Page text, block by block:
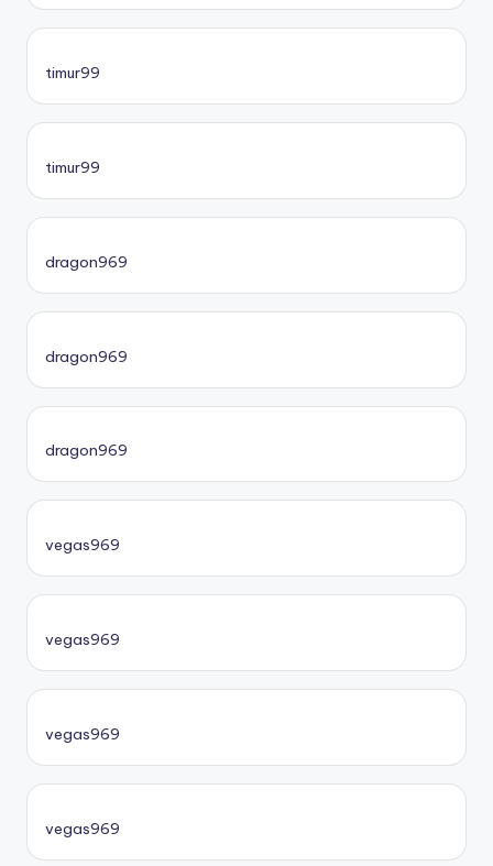
timur99
timur99
dragon969
dragon969
dragon969
vegas969
vegas969
vegas969
vegas969